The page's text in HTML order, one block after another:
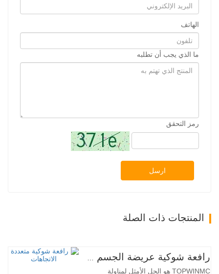
الهاتف
ما الذي يجب أن تطلبه
رمز التحقق
ارسل
المنتجات ذات الصلة
TOPWINMC هو الحل الأمثل لمناولة